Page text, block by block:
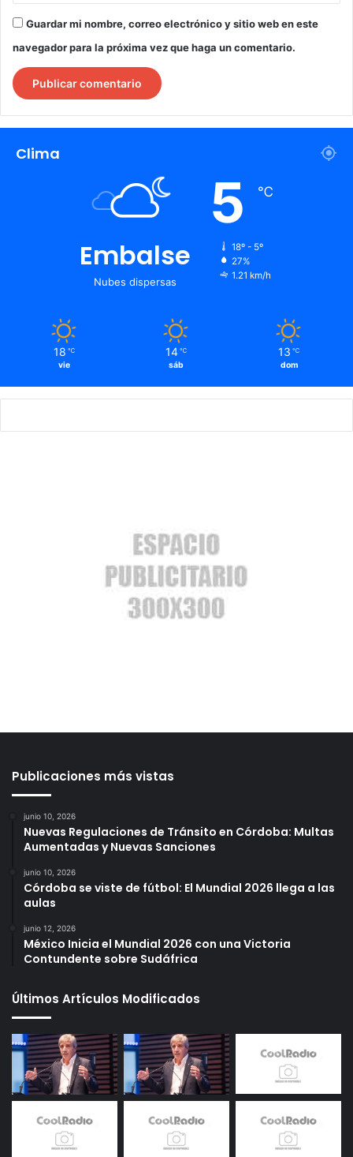
Guardar mi nombre, correo electrónico y sitio web en este
navegador para la próxima vez que haga un comentario.
Clima
Embalse
Nubes dispersas
5 ℃
18º - 5º
27%
1.21 km/h
18 ℃
vie
14 ℃
sáb
13 ℃
dom
Publicaciones más vistas
junio 10, 2026
Nuevas Regulaciones de Tránsito en Córdoba: Multas
Aumentadas y Nuevas Sanciones
junio 10, 2026
Córdoba se viste de fútbol: El Mundial 2026 llega a las
aulas
junio 12, 2026
México Inicia el Mundial 2026 con una Victoria
Contundente sobre Sudáfrica
Últimos Artículos Modificados